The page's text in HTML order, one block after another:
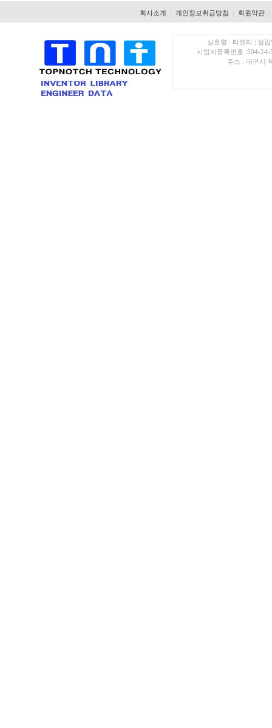
회사소개 개인정보취급방침 회원약관
상호명 : 티엔티 | 설
사업자등록번호 :504-
주소 : 대구시